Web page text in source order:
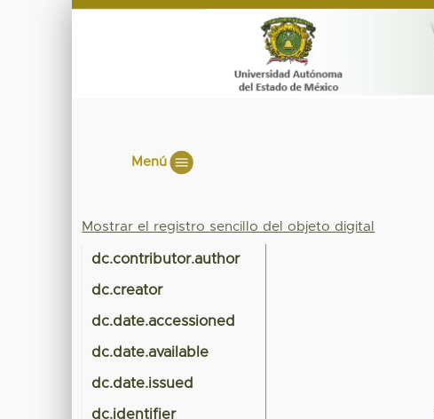
Menú
Mostrar el registro sencillo del objeto digital
dc.contributor.author
dc.creator
dc.date.accessioned
dc.date.available
dc.date.issued
dc.identifier